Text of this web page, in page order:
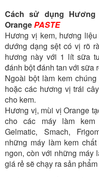
Cách sử dụng
OrangePASTE
Hương vị kem, hương
dướng dạng sệt có vị rõ
hương này với 1 lít sữa
đánh bột đánh tan với sữa
Ngoài bột làm kem
hoặc các hương vị trái
cho kem.
Hương vị, mùi vị Orange
cho các máy làm kem
Gelmatic, Smach,
những máy làm kem
ngon, còn với những máy
giá rẻ sẽ chạy ra sản